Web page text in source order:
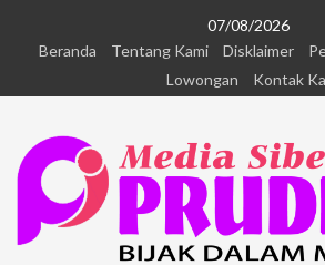
07/08/2026
Beranda
Tentang Kami Disklaimer
Lowongan
Kontak